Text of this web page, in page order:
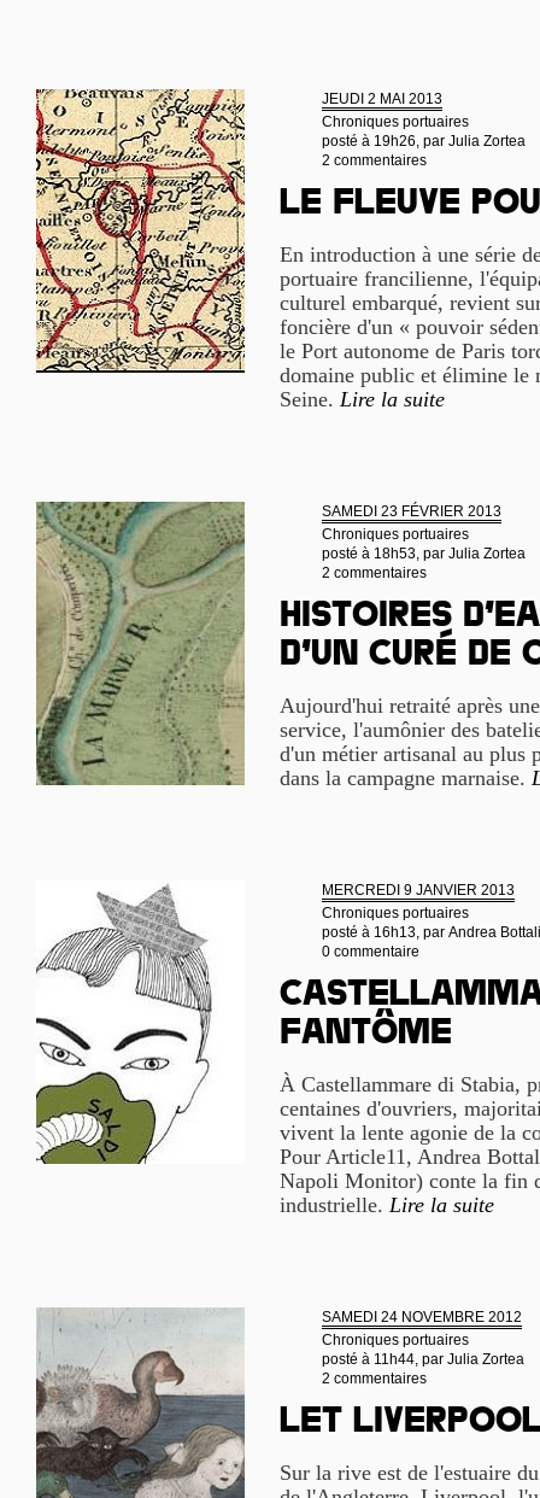
JEUDI 2 MAI 2013
Chroniques portuaires
posté à 19h26, par Julia Zortea
2 commentaires
Le fleuve
En introduction à une série
portuaire francilienne,
culturel embarqué, revient
foncière d'un « pouvoir
le Port autonome de Paris
domaine public et élimine le
Seine. Lire la suite
SAMEDI 23 FÉVRIER 2013
Chroniques portuaires
posté à 18h53, par Julia Zortea
2 commentaires
Histoires
d’un curé de
Aujourd'hui retraité après
service, l'aumônier des
d'un métier artisanal au plus
dans la campagne marnaise.
MERCREDI 9 JANVIER 2013
Chroniques portuaires
posté à 16h13, par Andrea
0 commentaire
fantôme
À Castellammare di Stabia,
centaines d'ouvriers,
vivent la lente agonie de la
Pour Article11, Andrea
Napoli Monitor) conte la fin
industrielle. Lire la suite
SAMEDI 24 NOVEMBRE 2012
Chroniques portuaires
posté à 11h44, par Julia Zortea
2 commentaires
Let
Sur la rive est de l'estuaire